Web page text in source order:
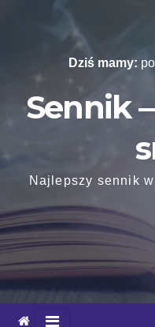
Dziś mamy:
Sennik
Najlepszy sennik